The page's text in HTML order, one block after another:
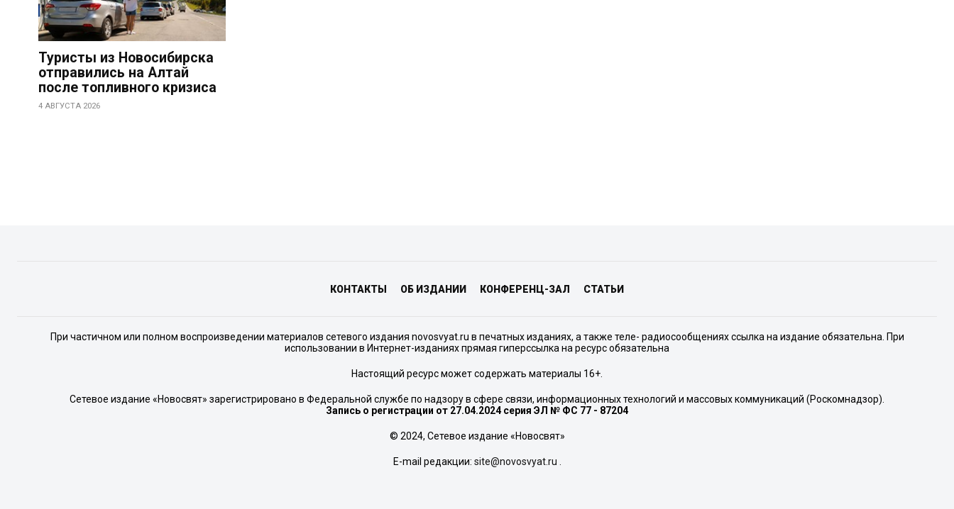
Туристы из Новосибирска
отправились на Алтай
после топливного кризиса
4 АВГУСТА 2026
КОНТАКТЫ ОБ ИЗДАНИИ КОНФЕРЕНЦ-ЗАЛ СТАТЬИ
При частичном или полном воспроизведении материалов сетевого издания novosvyat.ru в печатных изданиях, а также теле- радиосообщениях ссылка на издание обязательна. При
использовании в Интернет-изданиях прямая гиперссылка на ресурс обязательна
Настоящий ресурс может содержать материалы 16+.
Сетевое издание «Новосвят» зарегистрировано в Федеральной службе по надзору в сфере связи, информационных технологий и массовых коммуникаций (Роскомнадзор).
Запись о регистрации от 27.04.2024 серия ЭЛ № ФС 77 - 87204
© 2024, Сетевое издание «Новосвят»
E-mail редакции: site@novosvyat.ru